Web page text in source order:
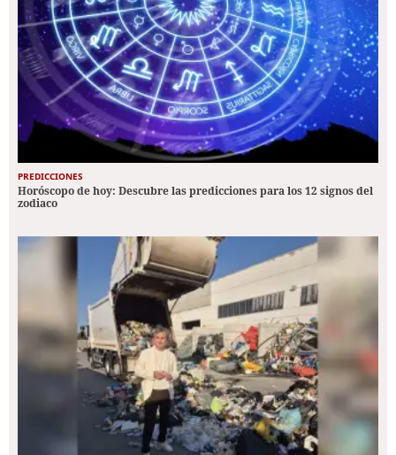
PREDICCIONES
Horóscopo de hoy: Descubre las predicciones para los 12 signos del
zodiaco